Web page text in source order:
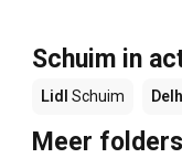
Schuim in
Lidl Schuim
Meer